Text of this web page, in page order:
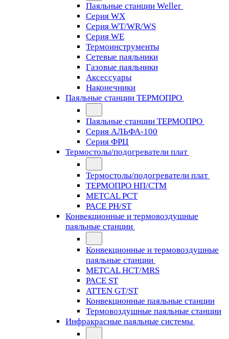
Паяльные станции Weller
Серия WX
Серия WT/WR/WS
Серия WE
Термоинструменты
Сетевые паяльники
Газовые паяльники
Аксессуары
Наконечники
Паяльные станции ТЕРМОПРО
Паяльные станции ТЕРМОПРО
Серия АЛЬФА-100
Серия ФРЦ
Термостолы/подогреватели плат
Термостолы/подогреватели плат
ТЕРМОПРО НП/СТМ
METCAL PCT
PACE PH/ST
Конвекционные и термовоздушные
паяльные станции
Конвекционные и термовоздушные
паяльные станции
METCAL HCT/MRS
PACE ST
ATTEN GT/ST
Конвекционные паяльные станции
Термовоздушные паяльные станции
Инфракрасные паяльные системы